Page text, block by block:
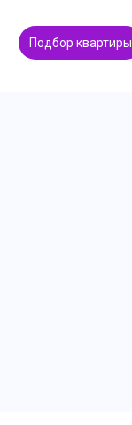
Подбор квартиры